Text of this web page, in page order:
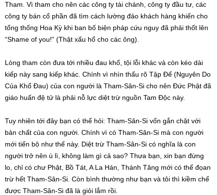
Tham. Vì tham cho nên các công ty tài chánh, công ty đầu tư, các
công ty bán cổ phần đã tìm cách lường đảo khách hàng khiến cho
tổng thống Hoa Kỳ khi ban bố biện pháp cứu nguy đã phải thốt lên
“Shame of you!” (Thật xấu hổ cho các ông).
Lòng tham còn đưa tới nhiều đau khổ, tội lỗi khác và còn kéo dài
kiếp này sang kiếp khác. Chính vì nhìn thấu rõ Tập Đế (Nguyên Do
Của Khổ Đau) của con người là Tham-Sân-Si cho nên Đức Phật đã
giáo huấn đệ tử là phải nỗ lực diệt trừ nguồn Tam Độc này.
Tuy nhiên tới đây bạn có thể hỏi: Tham-Sân-Si vốn gắn chặt với
bản chất của con người. Chính vì có Tham-Sân-Si mà con người
mới tiến bộ như thế này. Diệt trừ Tham-Sân-Si có nghĩa là con
người trở nên ù lì, không làm gì cả sao? Thưa bạn, xin bạn đừng
lo, chỉ có chư Phật, Bồ Tát, A La Hán, Thánh Tăng mới có thể đọan
trừ hết Tham-Sân-Si. Còn bình thường như bạn và tôi thì kiềm chế
được Tham-Sân-Si đã là giỏi lắm rồi.